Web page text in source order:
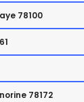
78100
78172